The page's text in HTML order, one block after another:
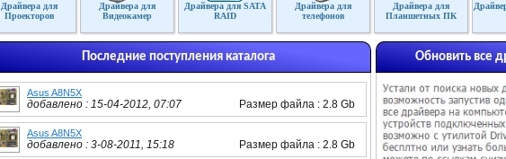
Драйвера для
Проекторов
Драйвера для
Видеокамер
Драйвера для SATA
RAID
Драйвера для
телефонов
Драйвера для
Планшетных ПК
Обновить все
Последние поступления каталога
Asus A8N5X
добавлено : 15-04-2012, 07:07 Размер файла : 2.8 Gb
Asus A8N5X
добавлено : 3-08-2011, 15:18 Размер файла : 2.8 Gb